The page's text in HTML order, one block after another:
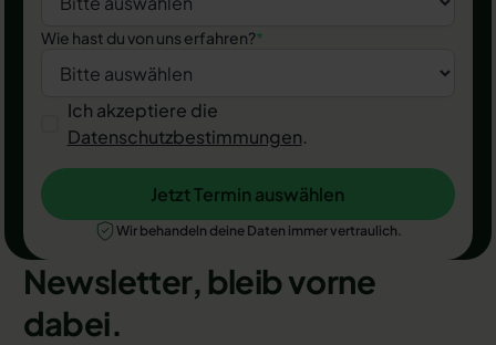
Wie hast du von uns erfahren?*
Ich akzeptiere die
Datenschutzbestimmungen.
Jetzt Termin auswählen
Jetzt Termin auswählen
Wir behandeln deine Daten immer vertraulich.
Newsletter, bleib vorne
dabei.